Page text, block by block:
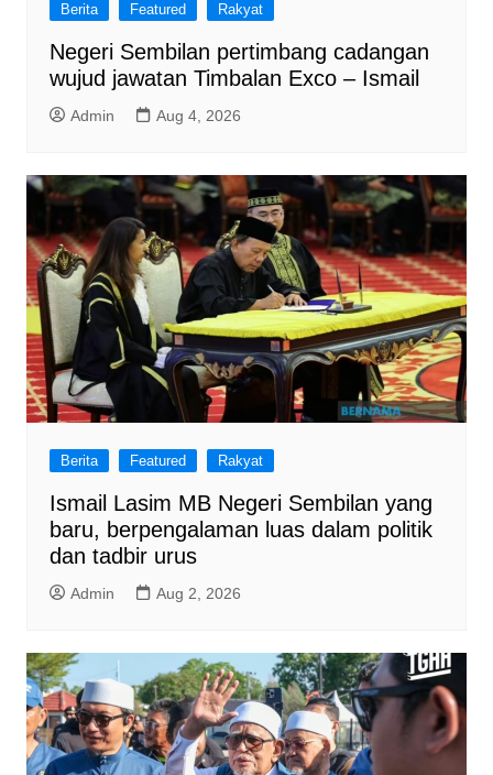
Berita Featured Rakyat
Negeri Sembilan pertimbang cadangan
wujud jawatan Timbalan Exco – Ismail
Admin Aug 4, 2026
Berita Featured Rakyat
Ismail Lasim MB Negeri Sembilan yang
baru, berpengalaman luas dalam politik
dan tadbir urus
Admin Aug 2, 2026